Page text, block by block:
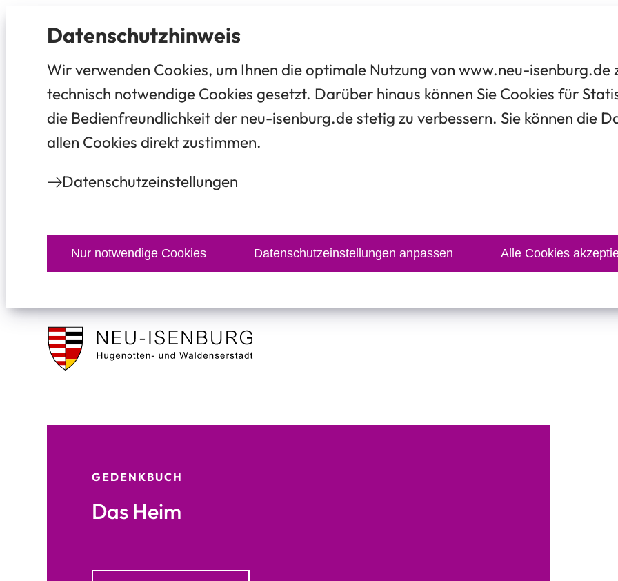
Datenschutz­hinweis
Wir verwenden Cookies, um Ihnen die optimale Nutzung von www.neu-
technisch notwendige Cookies gesetzt. Darüber hinaus können Sie Cookies für
die Bedienfreundlichkeit der neu-isenburg.de stetig zu verbessern. Sie können die
allen Cookies direkt zustimmen.
Datenschutz­einstellungen
Nur notwendige Cookies Datenschutzeinstellungen anpassen Alle Cookies
Stadt
Isenburg
GEDENKBUCH
Das Heim